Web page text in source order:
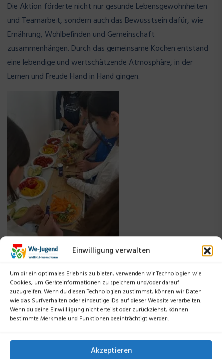
Einwilligung verwalten
Um dir ein optimales Erlebnis zu bieten, verwenden wir Technologien wie
Cookies, um Geräteinformationen zu speichern und/oder darauf
zuzugreifen. Wenn du diesen Technologien zustimmst, können wir Daten
wie das Surfverhalten oder eindeutige IDs auf dieser Website verarbeiten.
Wenn du deine Einwillligung nicht erteilst oder zurückziehst, können
bestimmte Merkmale und Funktionen beeinträchtigt werden.
Akzeptieren
Die Aktion förderte nicht nur gesunde Lebensgewohnheiten
und Teamarbeit, sondern auch das Bewusstsein dafür, wie
Ernährung, Wohlbefinden und Gemeinschaft
zusammenhängen. Durch das gemeinsame Kochen entstand
eine lebendige und wertschätzende Atmosphäre, in der
Lernen und Freude Hand in Hand gingen.